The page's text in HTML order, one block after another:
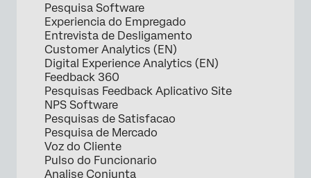
Pesquisa Software
Experiencia do Empregado
Entrevista de Desligamento
Customer Analytics (EN)
Digital Experience Analytics (EN)
Feedback 360
Pesquisas Feedback Aplicativo Site
NPS Software
Pesquisas de Satisfacao
Pesquisa de Mercado
Voz do Cliente
Pulso do Funcionario
Analise Conjunta